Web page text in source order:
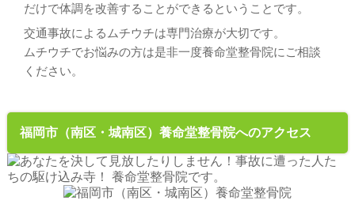
だけで体調を改善することができるということです。
交通事故によるムチウチは専門治療が大切です。
ムチウチでお悩みの方は是非一度養命堂整骨院にご相談
ください。
福岡市（南区・城南区）養命堂整骨院へのアクセス